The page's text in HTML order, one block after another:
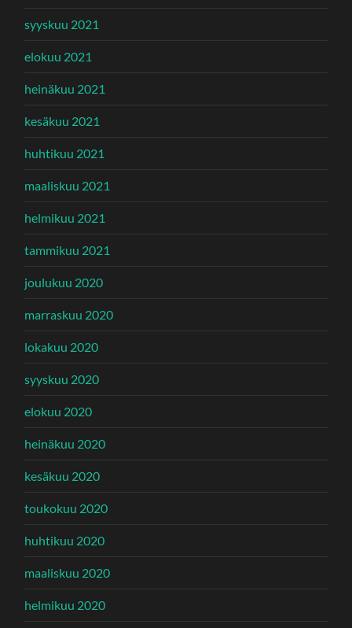
syyskuu 2021
elokuu 2021
heinäkuu 2021
kesäkuu 2021
huhtikuu 2021
maaliskuu 2021
helmikuu 2021
tammikuu 2021
joulukuu 2020
marraskuu 2020
lokakuu 2020
syyskuu 2020
elokuu 2020
heinäkuu 2020
kesäkuu 2020
toukokuu 2020
huhtikuu 2020
maaliskuu 2020
helmikuu 2020